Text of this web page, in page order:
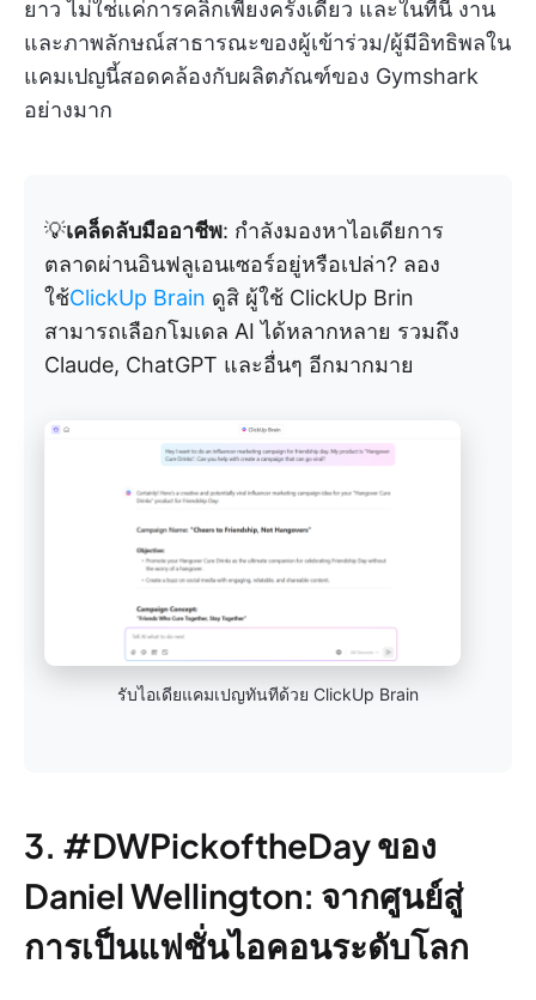
ยาว ไม่ใช่แค่การคลิกเพียงครั้งเดียว และในที่นี้ งาน
และภาพลักษณ์สาธารณะของผู้เข้าร่วม/ผู้มีอิทธิพลใน
แคมเปญนี้สอดคล้องกับผลิตภัณฑ์ของ Gymshark
อย่างมาก
💡เคล็ดลับมืออาชีพ: กำลังมองหาไอเดียการ
ตลาดผ่านอินฟลูเอนเซอร์อยู่หรือเปล่า? ลอง
ใช้ClickUp Brain ดูสิ ผู้ใช้ ClickUp Brin
สามารถเลือกโมเดล AI ได้หลากหลาย รวมถึง
Claude, ChatGPT และอื่นๆ อีกมากมาย
รับไอเดียแคมเปญทันทีด้วย ClickUp Brain
3. #DWPickoftheDay ของ
Daniel Wellington: จากศูนย์สู่
การเป็นแฟชั่นไอคอนระดับโลก